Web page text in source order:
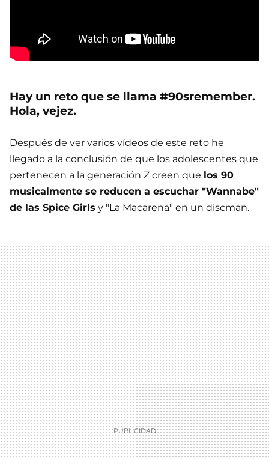
Hay un reto que se llama #90sremember.
Hola, vejez.
Después de ver varios vídeos de este reto he
llegado a la conclusión de que los adolescentes que
pertenecen a la generación Z creen que los 90
musicalmente se reducen a escuchar "Wannabe"
de las Spice Girls y "La Macarena" en un discman.